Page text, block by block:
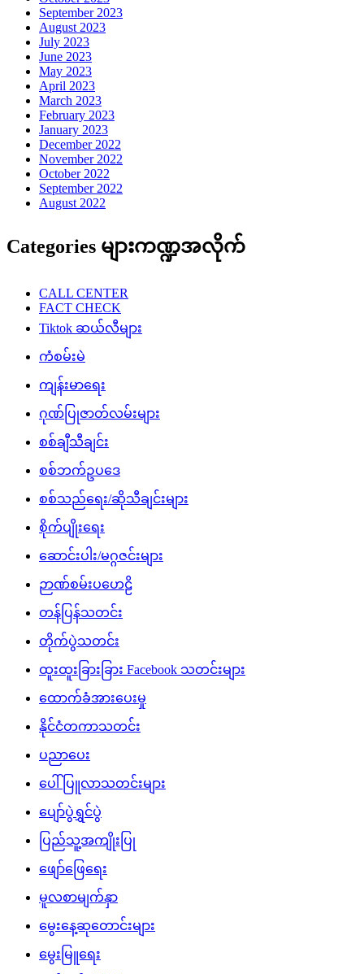
September 2023
August 2023
July 2023
June 2023
May 2023
April 2023
March 2023
February 2023
January 2023
December 2022
November 2022
October 2022
September 2022
August 2022
Categories များကဏ္ဍအလိုက်
CALL CENTER
FACT CHECK
Tiktok ဆယ်လီများ
ကံစမ်းမဲ
ကျန်းမာရေး
ဂုဏ်ပြုဇာတ်လမ်းများ
စစ်ချီသီချင်း
စစ်ဘက်ဥပဒေ
စစ်သည်ရေး/ဆိုသီချင်းများ
စိုက်ပျိုးရေး
ဆောင်းပါး/မဂ္ဂဇင်းများ
ဉာဏ်စမ်းပဟေဠိ
တန်ပြန်သတင်း
တိုက်ပွဲသတင်း
ထူးထူးခြားခြား Facebook သတင်းများ
ထောက်ခံအားပေးမှု
နိုင်ငံတကာသတင်း
ပညာပေး
ပေါ်ပြူလာသတင်းများ
ပျော်ပွဲရွှင်ပွဲ
ပြည်သူ့အကျိုးပြု
ဖျော်ဖြေရေး
မူလစာမျက်နှာ
မွေးနေ့ဆုတောင်းများ
မွေးမြူရေး